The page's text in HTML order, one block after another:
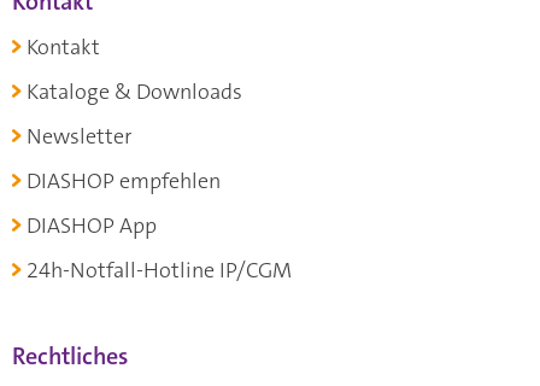
Kontakt
Kataloge & Downloads
Newsletter
DIASHOP empfehlen
DIASHOP App
24h-Notfall-Hotline IP/CGM
Rechtliches